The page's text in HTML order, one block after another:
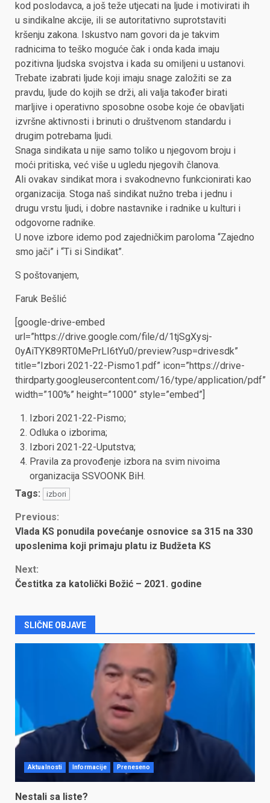
kod poslodavca, a još teže utjecati na ljude i motivirati ih
u sindikalne akcije, ili se autoritativno suprotstaviti
kršenju zakona. Iskustvo nam govori da je takvim
radnicima to teško moguće čak i onda kada imaju
pozitivna ljudska svojstva i kada su omiljeni u ustanovi.
Trebate izabrati ljude koji imaju snage založiti se za
pravdu, ljude do kojih se drži, ali valja također birati
marljive i operativno sposobne osobe koje će obavljati
izvršne aktivnosti i brinuti o društvenom standardu i
drugim potrebama ljudi.
Snaga sindikata u nije samo toliko u njegovom broju i
moći pritiska, već više u ugledu njegovih članova.
Ali ovakav sindikat mora i svakodnevno funkcionirati kao
organizacija. Stoga naš sindikat nužno treba i jednu i
drugu vrstu ljudi, i dobre nastavnike i radnike u kulturi i
odgovorne radnike.
U nove izbore idemo pod zajedničkim paroloma “Zajedno
smo jači” i “Ti si Sindikat”.
S poštovanjem,
Faruk Bešlić
[google-drive-embed
url=”https://drive.google.com/file/d/1tjSgXysj-
0yAiTYK89RT0MePrLI6tYu0/preview?usp=drivesdk”
title=”Izbori 2021-22-Pismo1.pdf” icon=”https://drive-
thirdparty.googleusercontent.com/16/type/application/pdf”
width=”100%” height=”1000” style=”embed”]
Izbori 2021-22-Pismo;
Odluka o izborima;
Izbori 2021-22-Uputstva;
Pravila za provođenje izbora na svim nivoima
organizacija SSVOONK BiH.
Tags:
izbori
Continue
Reading
Previous:
Vlada KS ponudila povećanje osnovice sa 315 na 330
uposlenima koji primaju platu iz Budžeta KS
Next:
Čestitka za katolički Božić – 2021. godine
SLIČNE OBJAVE
Aktualnosti Informacije Preneseno
Nestali sa liste?